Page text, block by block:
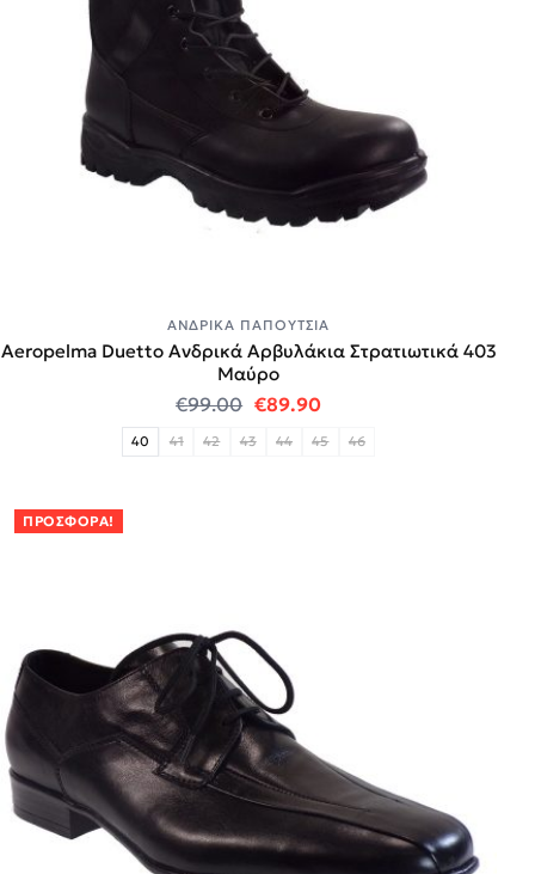
ΑΝΔΡΙΚΆ ΠΑΠΟΎΤΣΙΑ
Aeropelma Duetto Ανδρικά Αρβυλάκια Στρατιωτικά 403
Μαύρο
€99.00 Original price was: €99.00.
€89.90Η τρέχουσα τιμή
40 41 42 43 44 45 46
ΠΡΟΣΦΟΡΆ!